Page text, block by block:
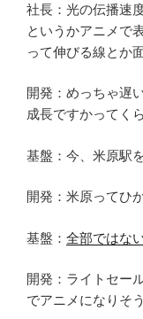
社長：光の伝播速
というかアニメで
って伸びる線とか面
開発：めっちゃ遅
成長ですかってくら
基盤：今、米原駅
開発：米原ってひ
基盤： 全部ではな
開発：ライトセー
でアニメになりそ